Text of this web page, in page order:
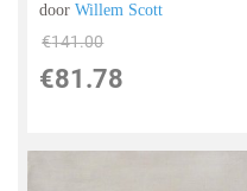
doorWillem Scott
€141.00
€81.78